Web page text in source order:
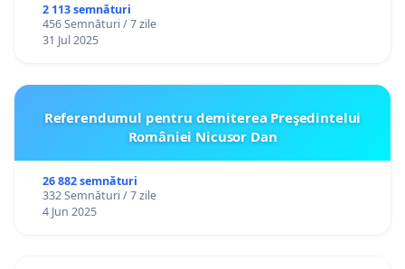
2 113 semnături
456 Semnături / 7 zile
31 Jul 2025
Referendumul pentru demiterea Preşedintelui
României Nicusor Dan
26 882 semnături
332 Semnături / 7 zile
4 Jun 2025